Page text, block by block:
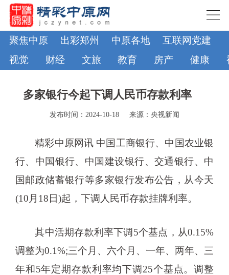
聚焦中原 出彩郑州 中原各地 互联网党建
视觉
财经 文旅 教育 房产 健康
多家银行今起下调人民币存款利率
发布时间：2024-10-18 来源：央视新闻
精彩中原网讯 中国工商银行、中国农业银
行、中国银行、中国建设银行、交通银行、中
国邮政储蓄银行等多家银行发布公告，从今天
(10月18日)起，下调人民币存款挂牌利率。
其中活期存款利率下调5个基点，从0.15%
调整为0.1%;三个月、六个月、一年、两年、三
年和5年定期存款利率均下调25个基点。调整